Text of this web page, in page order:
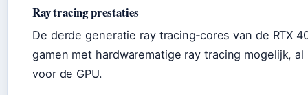
Ray tracing prestaties
De derde generatie ray tracing‑cores van de RTX
gamen met hardwarematige ray tracing mogelijk,
voor de GPU.